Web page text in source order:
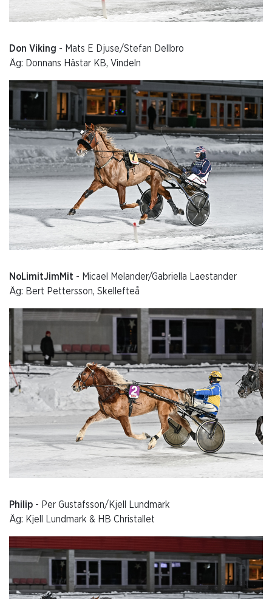
Don Viking - Mats E Djuse/Stefan Dellbro
Äg: Donnans Hästar KB, Vindeln
NoLimitJimMit - Micael Melander/Gabriella Laestander
Äg: Bert Pettersson, Skellefteå
Philip - Per Gustafsson/Kjell Lundmark
Äg: Kjell Lundmark & HB Christallet